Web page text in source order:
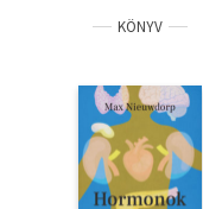
KÖNYV